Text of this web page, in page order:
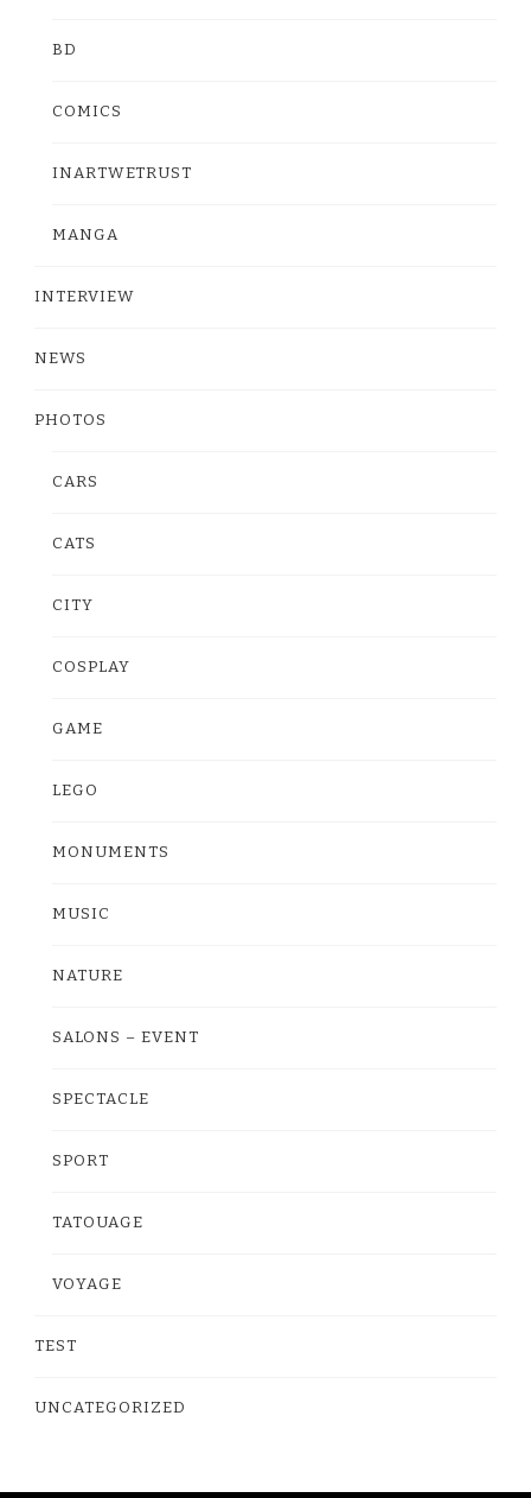
BD
COMICS
INARTWETRUST
MANGA
INTERVIEW
NEWS
PHOTOS
CARS
CATS
CITY
COSPLAY
GAME
LEGO
MONUMENTS
MUSIC
NATURE
SALONS – EVENT
SPECTACLE
SPORT
TATOUAGE
VOYAGE
TEST
UNCATEGORIZED